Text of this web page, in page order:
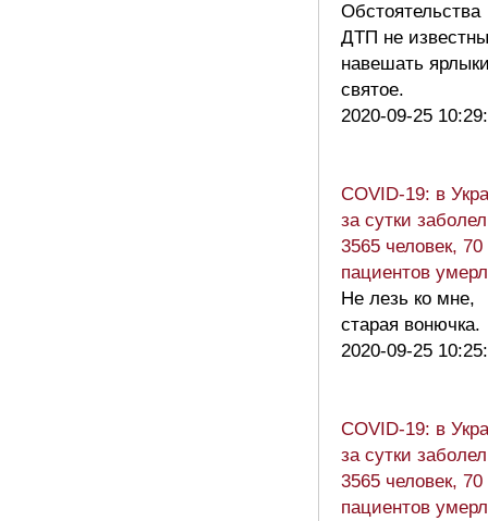
Обстоятельства
ДТП не
навешать
святое.
2020-09-25
COVID-19: в
за сутки
3565 человек, 70
пациентов
Не лезь ко мне,
старая вонючка.
2020-09-25
COVID-19: в
за сутки
3565 человек, 70
пациентов